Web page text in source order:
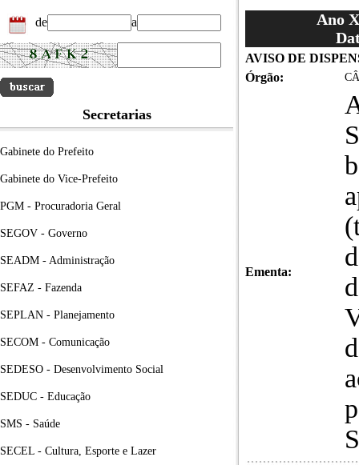
de a
Secretarias
Gabinete do Prefeito
Gabinete do Vice-Prefeito
PGM - Procuradoria Geral
SEGOV - Governo
SEADM - Administração
SEFAZ - Fazenda
SEPLAN - Planejamento
SECOM - Comunicação
SEDESO - Desenvolvimento Social
SEDUC - Educação
SMS - Saúde
SECEL - Cultura, Esporte e Lazer
Ano
AVISO DE
Órgão:
Ementa: